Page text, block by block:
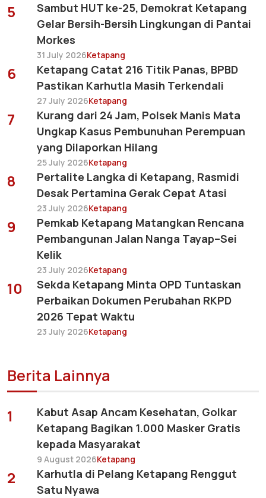
5
Sambut HUT ke-25, Demokrat Ketapang
Gelar Bersih-Bersih Lingkungan di Pantai
Morkes
31 July 2026Ketapang
6
Ketapang Catat 216 Titik Panas, BPBD
Pastikan Karhutla Masih Terkendali
27 July 2026Ketapang
7
Kurang dari 24 Jam, Polsek Manis Mata
Ungkap Kasus Pembunuhan Perempuan
yang Dilaporkan Hilang
25 July 2026Ketapang
8
Pertalite Langka di Ketapang, Rasmidi
Desak Pertamina Gerak Cepat Atasi
23 July 2026Ketapang
9
Pemkab Ketapang Matangkan Rencana
Pembangunan Jalan Nanga Tayap–Sei
Kelik
23 July 2026Ketapang
10
Sekda Ketapang Minta OPD Tuntaskan
Perbaikan Dokumen Perubahan RKPD
2026 Tepat Waktu
23 July 2026Ketapang
Berita Lainnya
1
Kabut Asap Ancam Kesehatan, Golkar
Ketapang Bagikan 1.000 Masker Gratis
kepada Masyarakat
9 August 2026Ketapang
2
Karhutla di Pelang Ketapang Renggut
Satu Nyawa